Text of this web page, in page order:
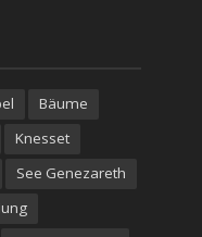
Bäume
Knesset
See Genezareth